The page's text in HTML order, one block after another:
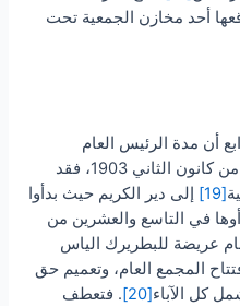
أحد مخازن الجمعية تحت
أن مدة الرئيس العام
والمشيرين تنتهي في اليوم الثاني من كانون الثاني 1903، فقد
[19]
إلى دير الكريم حيث بدأوا
في التاسع والعشرين من
الأب العام عريضة للبطريرك الياس
المجمع العام، وتعميم حق
كل الآباء[20]
. فتعطف